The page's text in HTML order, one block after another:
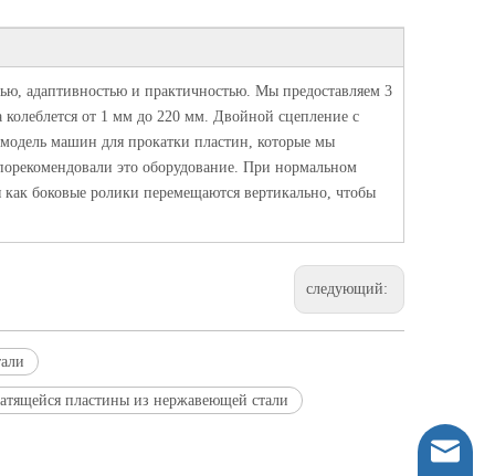
адаптивностью и практичностью. Мы предоставляем 3
от 1 мм до 220 мм. Двойной сцепление с
машин для прокатки пластин, которые мы
это оборудование. При нормальном
боковые ролики перемещаются вертикально, чтобы
следующий:
пластины из нержавеющей стали